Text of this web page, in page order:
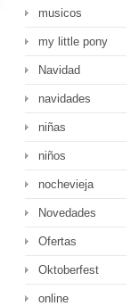
musicos
my little pony
Navidad
navidades
niñas
niños
nochevieja
Novedades
Ofertas
Oktoberfest
online